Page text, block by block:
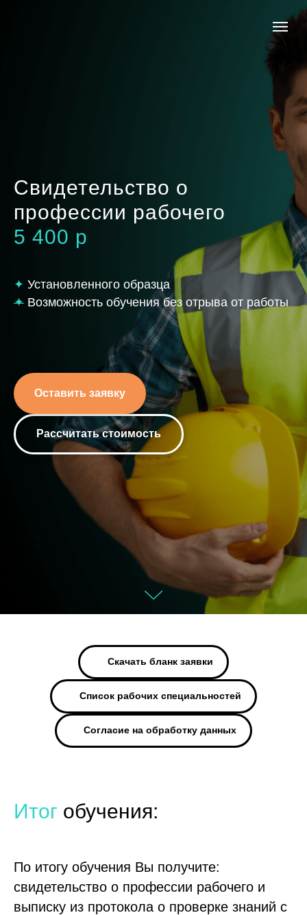
Свидетельство о
профессии рабочего
5 400 р
✦ Установленного образца
✦ Возможность обучения без отрыва от работы
Оставить заявку
Рассчитать стоимость
Скачать бланк заявки
Список рабочих специальностей
Согласие на обработку данных
Итог обучения:
По итогу обучения Вы получите:
свидетельство о профессии рабочего и
выписку из протокола о проверке знаний с